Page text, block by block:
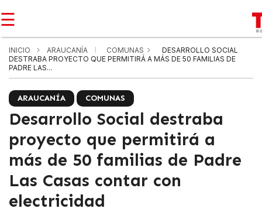
☰
INICIO ARAUCANÍA COMUNAS
DESARROLLO SOCIAL
DESTRABA PROYECTO QUE PERMITIRÁ A MÁS DE 50 FAMILIAS DE
PADRE LAS...
ARAUCANÍA COMUNAS
Desarrollo Social destraba
proyecto que permitirá a
más de 50 familias de Padre
Las Casas contar con
electricidad